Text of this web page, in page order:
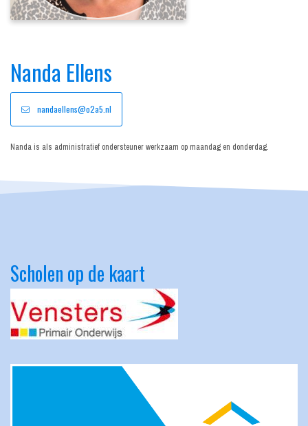
Nanda Ellens
nandaellens@o2a5.nl
Nanda is als administratief ondersteuner werkzaam op maandag en donderdag.
Scholen op de kaart